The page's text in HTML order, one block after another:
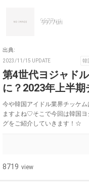
9977uri
出典:
2023/11/15 UPDATE 韓
第4世代ヨジャド
に？2023年上半期
今や韓国アイドル業界チッケ
ますよね♡そこで今回は韓国
グをご紹介していきます！☆
8719 view